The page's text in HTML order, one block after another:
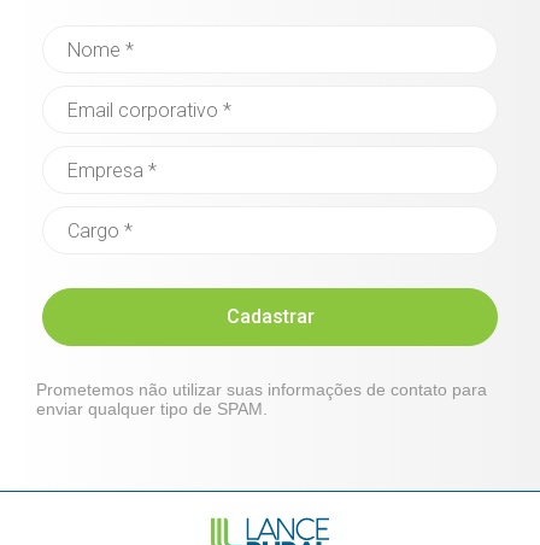
Cadastrar
Prometemos não utilizar suas informações de contato para
enviar qualquer tipo de SPAM.